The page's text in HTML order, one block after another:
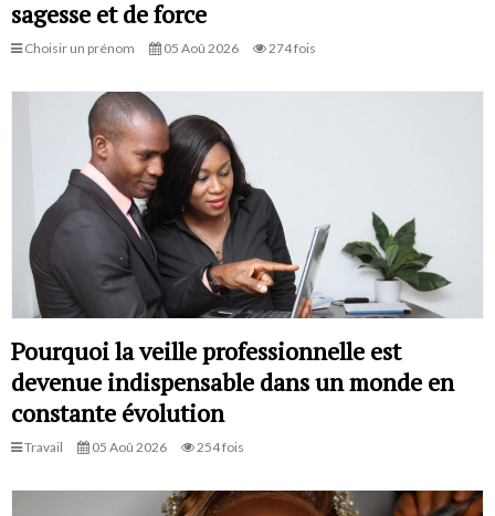
sagesse et de force
Choisir un prénom 05 Aoû 2026 274 fois
Pourquoi la veille professionnelle est
devenue indispensable dans un monde en
constante évolution
Travail 05 Aoû 2026 254 fois